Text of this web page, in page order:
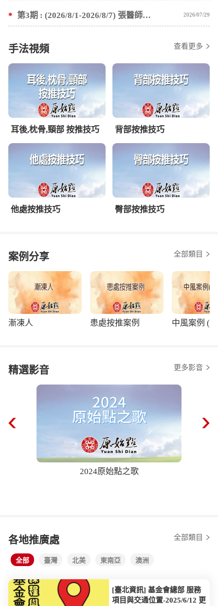
* 第3期 : (2026/8/1-2026/8/7) 張醫師親自培訓手法 廣州基礎班7 天錄取名單公告 2026/07/29
手法視頻 查看更多
耳後,枕骨,頸部 按推技巧 背部按推技巧
他處按推技巧 臀部按推技巧
案例分享 全部類目
漸凍人 患處按推案例 中風案例 (
精選影音 更多影音
2024原始點之歌
各地推廣處 全部類目
全部 臺灣 北美 東南亞 澳洲
[臺北資訊] 基金會總部 服務
項目與交通位置-2025/6/12 更